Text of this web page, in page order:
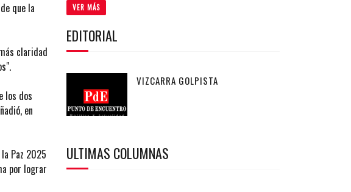
que la
claridad
los dos
en
Paz 2025
por lograr
VER MÁS
EDITORIAL
VIZCARRA GOLPISTA
ULTIMAS COLUMNAS